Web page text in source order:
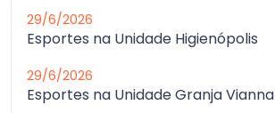
29/6/2026
Esportes na Unidade Higienópolis
29/6/2026
Esportes na Unidade Granja Vianna